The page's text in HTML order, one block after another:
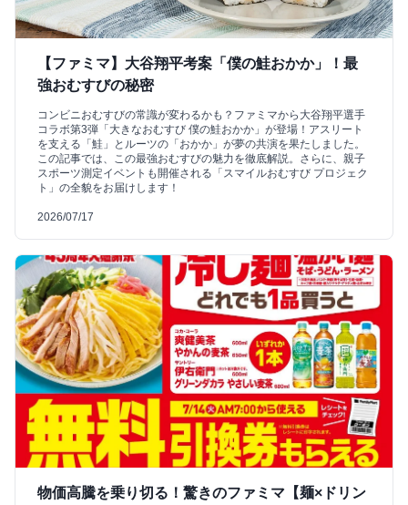
【ファミマ】大谷翔平考案「僕の鮭おかか」！最
強おむすびの秘密
コンビニおむすびの常識が変わるかも？ファミマから大谷翔平選手
コラボ第3弾「大きなおむすび 僕の鮭おかか」が登場！アスリート
を支える「鮭」とルーツの「おかか」が夢の共演を果たしました。
この記事では、この最強おむすびの魅力を徹底解説。さらに、親子
スポーツ測定イベントも開催される「スマイルおむすび プロジェク
ト」の全貌をお届けします！
2026/07/17
物価高騰を乗り切る！驚きのファミマ【麺×ドリン